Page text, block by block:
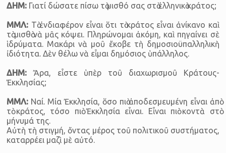
ΔΗΜ: Γιατί δώσατε πίσω τὸ μισθό σας στὸ ἑλληνικὸ κράτος;
ΜΜΛ: Τὸ ἐνδιαφέρον εἶναι ὅτι τὸ κράτος εἶναι ἀνίκανο καὶ
τὸ μισθὸ νὰ μᾶς κόψει. Πληρώνομαι ἀκόμη, καὶ πηγαίνει σὲ
ἱδρύματα. Μακάρι νὰ μοῦ ἔκοβε τὴ δημοσιοϋπαλληλικὴ
ἰδιότητα. Δὲν θέλω νὰ εἶμαι δημόσιος ὑπάλληλος.
ΔΗΜ:Ἄρα, εἶστε ὑπὲρ τοῦ διαχωρισμοῦ Κράτους-
Ἐκκλησίας;
ΜΜΛ: Ναί. Μία Ἐκκλησία, ὅσο πιὸ ἀποδεσμευμένη εἶναι ἀπὸ
τὸ κράτος, τόσο πιὸ Ἐκκλησία εἶναι. Εἶναι πιὸ κοντὰ στὸ
μήνυμά της.
Αὐτὴ τὴ στιγμή, ὄντας μέρος τοῦ πολιτικοῦ συστήματος,
καταρρέει μαζὶ μὲ αὐτό.